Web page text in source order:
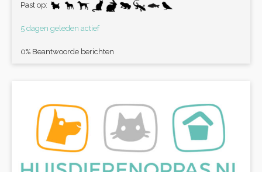
Past op:
5 dagen geleden actief
0% Beantwoorde berichten